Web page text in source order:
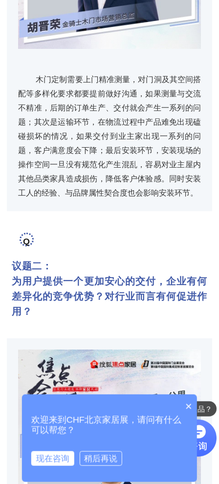
木门定制需要上门精准测量，对门洞及其空间搭
配等多样化要求都要提前做好沟通，如果测量与交流
不精准，后期的订单生产、交付就会产生一系列的问
题；其次是运输环节，在物流过程中产品难免出现磕
碰损坏的情况，如果交付到业主家出现一系列的问
题，客户满意度会下降；最后安装环节，安装现场的
操作空间一旦没有规范化产生混乱，容易对业主屋内
其他品类家具造成损伤，降低客户体验感。同时安装
工人的经验、与品牌属性契合度也会影响安装环节。
Q
议题二：
为用户提供一个更加安心的交付，企业有何
差异化的竞争优势？对行业而言有何促进作
用？
2027展会的时间地点？
×
欢迎来到CHF北京家居展，请问有什么
可以帮您？
现在咨询 稍后再说